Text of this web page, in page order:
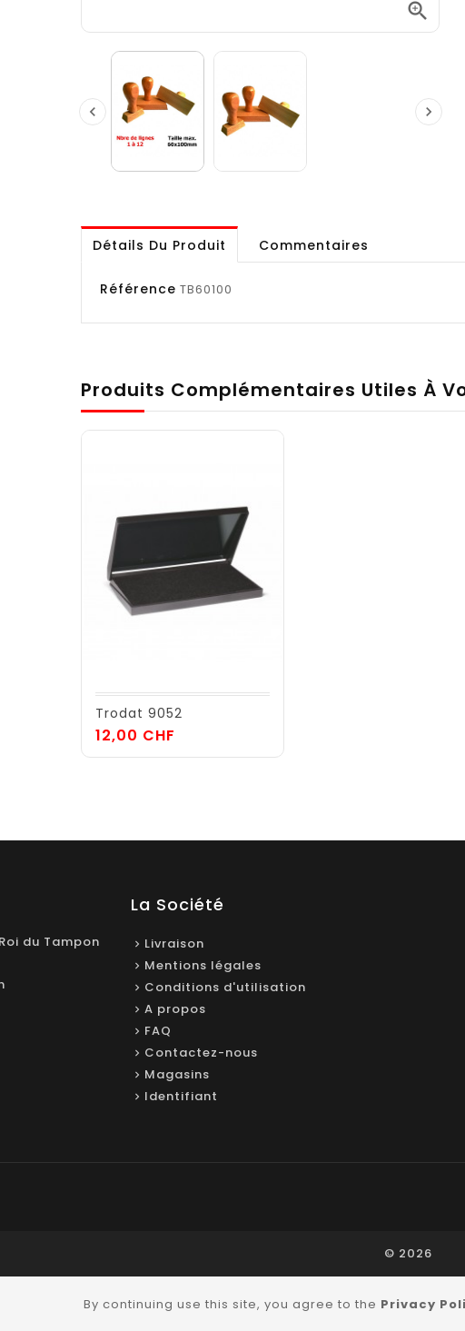

 
Détails Du Produit Commentaires
Référence TB60100
Produits Complémentaires Utiles À
Trodat 9052
12,00 CHF
du Tampon
La Société
Livraison
Mentions légales
Conditions d'utilisation
A propos
FAQ
Contactez-nous
Magasins
Identifiant
© 2026
By continuing use this site, you agree to the Privacy